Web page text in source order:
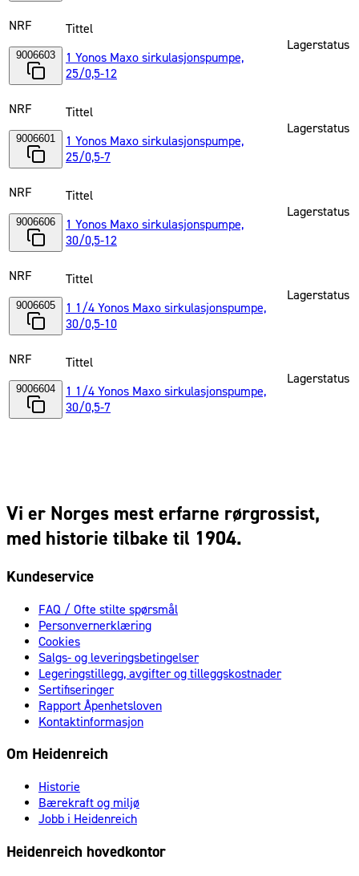
NRF
9006603
Tittel
1 Yonos Maxo sirkulasjonspumpe,
25/0,5-12
Lagerstatus
NRF
9006601
Tittel
1 Yonos Maxo sirkulasjonspumpe,
25/0,5-7
Lagerstatus
NRF
9006606
Tittel
1 Yonos Maxo sirkulasjonspumpe,
30/0,5-12
Lagerstatus
NRF
9006605
Tittel
1 1/4 Yonos Maxo sirkulasjonspumpe,
30/0,5-10
Lagerstatus
NRF
9006604
Tittel
1 1/4 Yonos Maxo sirkulasjonspumpe,
30/0,5-7
Lagerstatus
Vi er Norges mest erfarne rørgrossist,
med historie tilbake til 1904.
Kundeservice
FAQ / Ofte stilte spørsmål
Personvernerklæring
Cookies
Salgs- og leveringsbetingelser
Legeringstillegg, avgifter og tilleggskostnader
Sertifiseringer
Rapport Åpenhetsloven
Kontaktinformasjon
Om Heidenreich
Historie
Bærekraft og miljø
Jobb i Heidenreich
Heidenreich hovedkontor